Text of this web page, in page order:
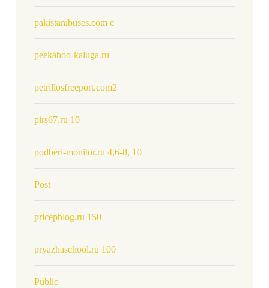
pakistanibuses.com c
peekaboo-kaluga.ru
petrillosfreeport.com2
pirs67.ru 10
podberi-monitor.ru 4,6-8, 10
Post
pricepblog.ru 150
pryazhaschool.ru 100
Public